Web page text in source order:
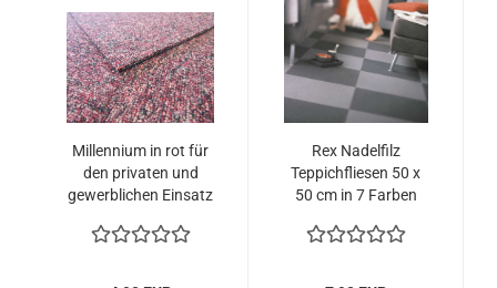
Millennium in rot für
den privaten und
gewerblichen Einsatz
Rex Nadelfilz
Teppichfliesen 50 x
50 cm in 7 Farben